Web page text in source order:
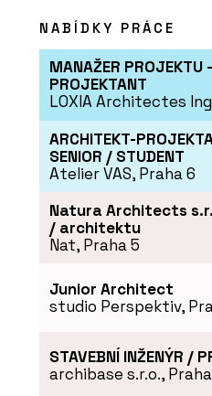
NABÍDKY PRÁCE
MANAŽER PROJEKTU
PROJEKTANT
LOXIA Architectes
ARCHITEKT-
SENIOR / STUDENT
Atelier VAS, Praha 6
Natura Architects
/ architektu
Nat, Praha 5
Junior Architect
studio Perspektiv,
STAVEBNÍ INŽENÝR /
archibase s.r.o.,